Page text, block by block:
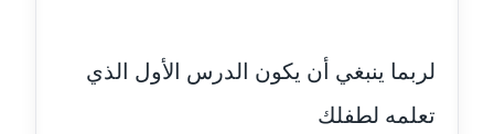
مدونة اشرف النجار
عاملة
لربما ينبغي أن يكون الدرس الأول الذي
تعلمه لطفلك